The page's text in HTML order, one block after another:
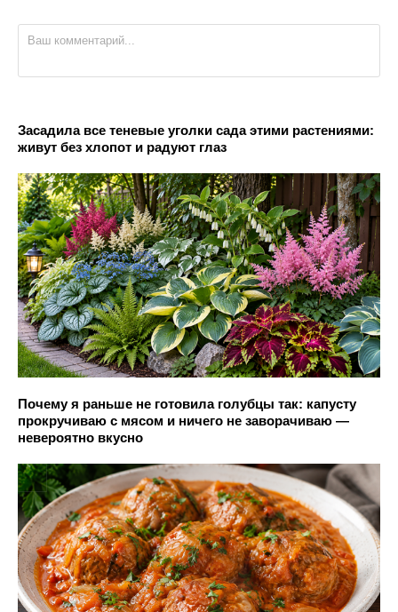
Засадила все теневые уголки сада этими растениями:
живут без хлопот и радуют глаз
Почему я раньше не готовила голубцы так: капусту
прокручиваю с мясом и ничего не заворачиваю —
невероятно вкусно